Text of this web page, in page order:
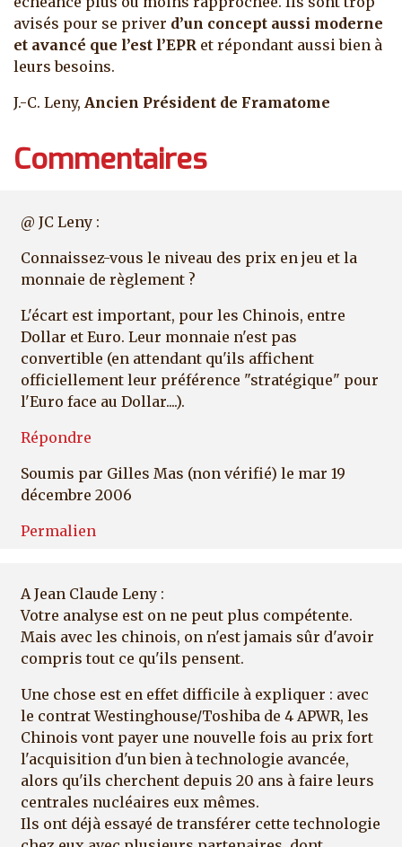
avisés pour se priver d’un concept aussi moderne
et avancé que l’est l’EPR et répondant aussi bien à
leurs besoins.
J.-C. Leny, Ancien Président de Framatome
Commentaires
@ JC Leny :
Connaissez-vous le niveau des prix en jeu et la
monnaie de règlement ?
L'écart est important, pour les Chinois, entre
Dollar et Euro. Leur monnaie n'est pas
convertible (en attendant qu'ils affichent
officiellement leur préférence "stratégique" pour
l'Euro face au Dollar....).
Répondre
Soumis par Gilles Mas (non vérifié) le mar 19
décembre 2006
Permalien
A Jean Claude Leny :
Votre analyse est on ne peut plus compétente.
Mais avec les chinois, on n'est jamais sûr d'avoir
compris tout ce qu'ils pensent.
Une chose est en effet difficile à expliquer : avec
le contrat Westinghouse/Toshiba de 4 APWR, les
Chinois vont payer une nouvelle fois au prix fort
l'acquisition d'un bien à technologie avancée,
alors qu'ils cherchent depuis 20 ans à faire leurs
centrales nucléaires eux mêmes.
Ils ont déjà essayé de transférer cette technologie